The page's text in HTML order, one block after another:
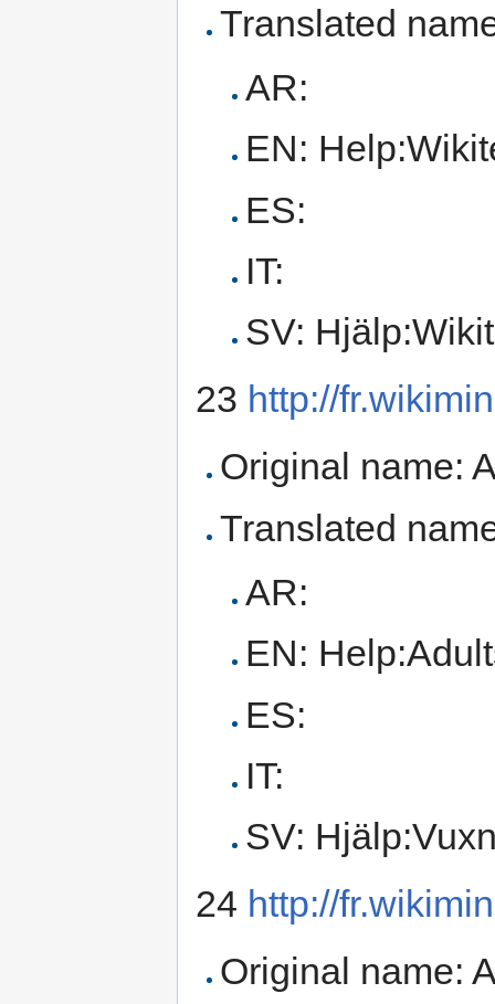
Translated
AR:
EN:
ES:
IT:
SV:
23 http://
Original name:
Translated
AR:
EN:
ES:
IT:
SV:
24 http://
Original name: